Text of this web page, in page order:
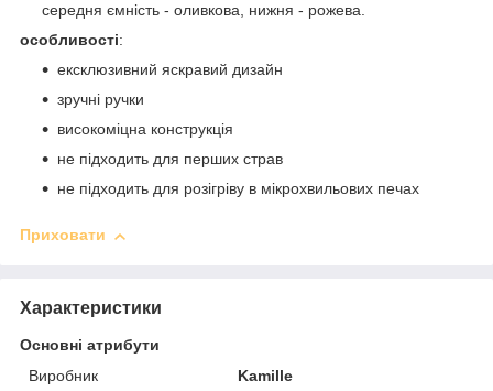
середня ємність - оливкова, нижня - рожева.
особливості:
ексклюзивний яскравий дизайн
зручні ручки
високоміцна конструкція
не підходить для перших страв
не підходить для розігріву в мікрохвильових печах
Приховати
Характеристики
Основні атрибути
Виробник
Kamille